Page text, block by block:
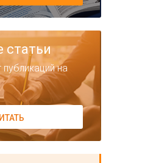
статьи
на